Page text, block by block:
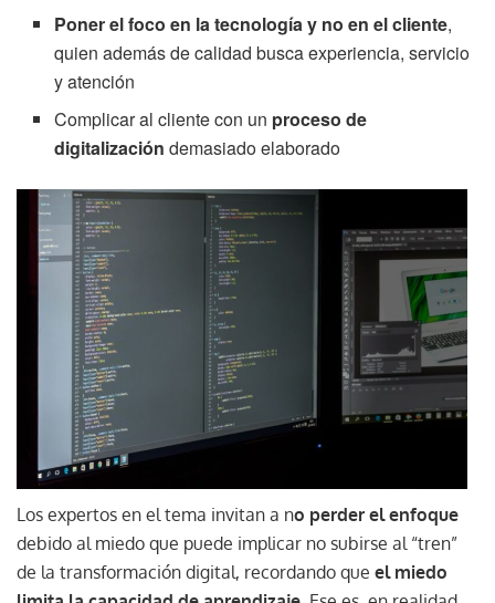
Poner el foco en la tecnología y no en el cliente,
quien además de calidad busca experiencia, servicio
y atención
Complicar al cliente con un proceso de
digitalización demasiado elaborado
Los expertos en el tema invitan a no perder el enfoque
debido al miedo que puede implicar no subirse al “tren”
de la transformación digital, recordando que el miedo